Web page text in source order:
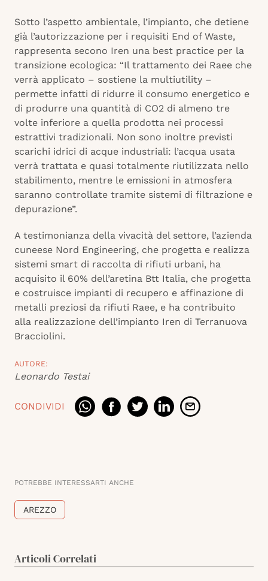
Sotto l’aspetto ambientale, l’impianto, che detiene
già l’autorizzazione per i requisiti End of Waste,
rappresenta secono Iren una best practice per la
transizione ecologica: “Il trattamento dei Raee che
verrà applicato – sostiene la multiutility –
permette infatti di ridurre il consumo energetico e
di produrre una quantità di CO2 di almeno tre
volte inferiore a quella prodotta nei processi
estrattivi tradizionali. Non sono inoltre previsti
scarichi idrici di acque industriali: l’acqua usata
verrà trattata e quasi totalmente riutilizzata nello
stabilimento, mentre le emissioni in atmosfera
saranno controllate tramite sistemi di filtrazione e
depurazione”.
A testimonianza della vivacità del settore, l’azienda
cuneese Nord Engineering, che progetta e realizza
sistemi smart di raccolta di rifiuti urbani, ha
acquisito il 60% dell’aretina Btt Italia, che progetta
e costruisce impianti di recupero e affinazione di
metalli preziosi da rifiuti Raee, e ha contribuito
alla realizzazione dell’impianto Iren di Terranuova
Bracciolini.
AUTORE:
Leonardo Testai
CONDIVIDI
POTREBBE INTERESSARTI ANCHE
AREZZO
Articoli Correlati